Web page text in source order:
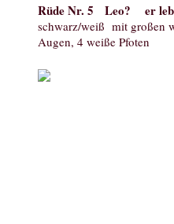
Rüde Nr. 5 Leo? er lebt
schwarz/weiß mit großen
Augen, 4 weiße Pfoten